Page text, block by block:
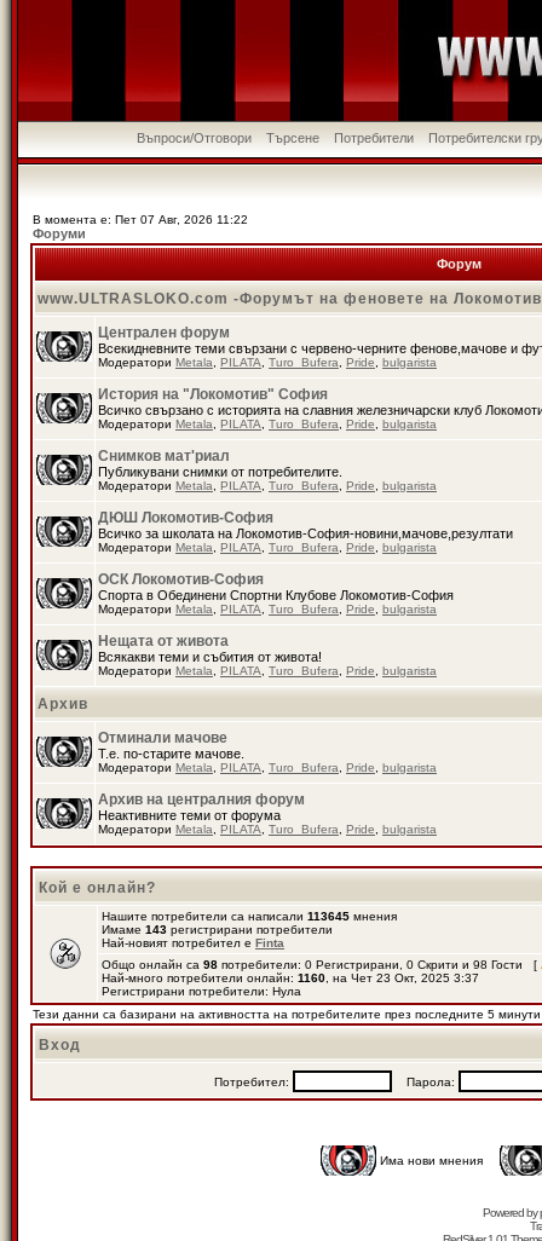
Въпроси/Отговори Търсене Потребители Потребителски
В момента е: Пет 07 Авг, 2026 11:22
Форуми
Форум
www.ULTRASLOKO.com -Форумът на феновете на
Централен форум
Всекидневните теми свързани с червено-черните фенове,мачове и
Модератори Metala PILATA Turo_Bufera Pride bulgarista
История на "Локомотив" София
Всичко свързано с историята на славния железничарски клуб
Модератори Metala PILATA Turo_Bufera Pride bulgarista
Снимков мат'риал
Публикувани снимки от потребителите.
Модератори Metala PILATA Turo_Bufera Pride bulgarista
ДЮШ Локомотив-София
Всичко за школата на Локомотив-София-новини,мачове,резултати
Модератори Metala PILATA Turo_Bufera Pride bulgarista
ОСК Локомотив-София
Спорта в Обединени Спортни Клубове Локомотив-София
Модератори Metala PILATA Turo_Bufera Pride bulgarista
Нещата от живота
Всякакви теми и събития от живота!
Модератори Metala PILATA Turo_Bufera Pride bulgarista
Архив
Отминали мачове
Т.е. по-старите мачове.
Модератори Metala PILATA Turo_Bufera Pride bulgarista
Архив на централния форум
Неактивните теми от форума
Модератори Metala PILATA Turo_Bufera Pride bulgarista
Кой е онлайн?
Нашите потребители са написали 113645 мнения
Имаме 143 регистрирани потребители
Най-новият потребител е Finta
Общо онлайн са 98 потребители: 0 Регистрирани, 0 Скрити и 98 Гости [
Най-много потребители онлайн: 1160 , на Чет 23 Окт, 2025 3:37
Регистрирани потребители: Нула
Тези данни са базирани на активността на потребителите през последните 5 минути
Вход
Потребител: Парола:
Има нови мнения
Powered by